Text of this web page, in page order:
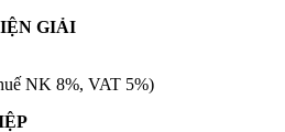
GIẢI
NK 8%, VAT 5%)